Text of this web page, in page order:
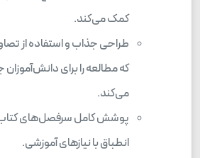
کمک می‌کند.
طراحی جذاب و استفاده از
که مطالعه را برای
می‌کند.
پوشش کامل سرفصل‌های
انطباق با نیازهای آموزشی.